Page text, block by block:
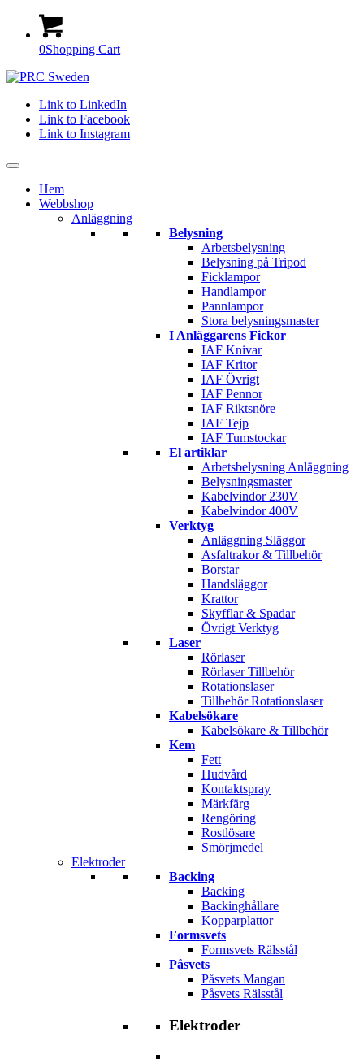
0Shopping Cart
Link to LinkedIn
Link to Facebook
Link to Instagram
Hem
Webbshop
Anläggning
Belysning
Arbetsbelysning
Belysning på Tripod
Ficklampor
Handlampor
Pannlampor
Stora belysningsmaster
I Anläggarens Fickor
IAF Knivar
IAF Kritor
IAF Övrigt
IAF Pennor
IAF Riktsnöre
IAF Tejp
IAF Tumstockar
El artiklar
Arbetsbelysning Anläggning
Belysningsmaster
Kabelvindor 230V
Kabelvindor 400V
Verktyg
Anläggning Släggor
Asfaltrakor & Tillbehör
Borstar
Handsläggor
Krattor
Skyfflar & Spadar
Övrigt Verktyg
Laser
Rörlaser
Rörlaser Tillbehör
Rotationslaser
Tillbehör Rotationslaser
Kabelsökare
Kabelsökare & Tillbehör
Kem
Fett
Hudvård
Kontaktspray
Märkfärg
Rengöring
Rostlösare
Smörjmedel
Elektroder
Backing
Backing
Backinghållare
Kopparplattor
Formsvets
Formsvets Rälsstål
Påsvets
Påsvets Mangan
Påsvets Rälsstål
Elektroder